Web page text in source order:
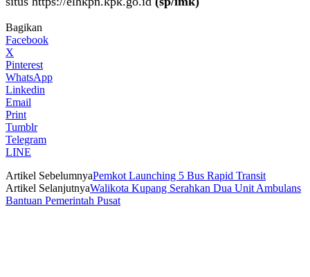
Bagikan
Facebook
X
Pinterest
WhatsApp
Linkedin
Email
Print
Tumblr
Telegram
LINE
Artikel SebelumnyaPemkot Launching 5 Bus Rapid Transit
Artikel SelanjutnyaWalikota Kupang Serahkan Dua Unit Ambulans
Bantuan Pemerintah Pusat